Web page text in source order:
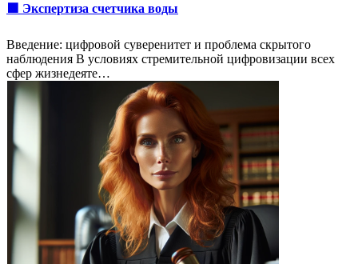
🟩 Экспертиза счетчика воды
Введение: цифровой суверенитет и проблема скрытого
наблюдения В условиях стремительной цифровизации всех
сфер жизнедеяте…